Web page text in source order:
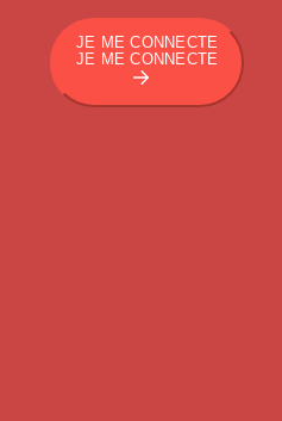
JE ME CONNECTE
JE ME CONNECTE